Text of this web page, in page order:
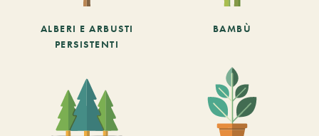
ALBERI E ARBUSTI
PERSISTENTI
BAMBÙ